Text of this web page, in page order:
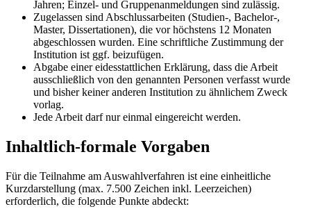
Jahren; Einzel- und Gruppenanmeldungen sind zulässig.
Zugelassen sind Abschlussarbeiten (Studien-, Bachelor-,
Master, Dissertationen), die vor höchstens 12 Monaten
abgeschlossen wurden. Eine schriftliche Zustimmung der
Institution ist ggf. beizufügen.
Abgabe einer eidesstattlichen Erklärung, dass die Arbeit
ausschließlich von den genannten Personen verfasst wurde
und bisher keiner anderen Institution zu ähnlichem Zweck
vorlag.
Jede Arbeit darf nur einmal eingereicht werden.
Inhaltlich-formale Vorgaben
Für die Teilnahme am Auswahlverfahren ist eine einheitliche
Kurzdarstellung (max. 7.500 Zeichen inkl. Leerzeichen)
erforderlich, die folgende Punkte abdeckt: